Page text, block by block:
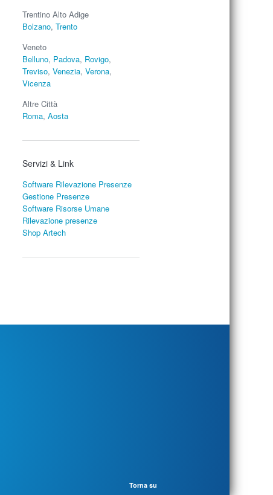
Trentino Alto Adige
Bolzano, Trento
Veneto
Belluno, Padova, Rovigo,
Treviso, Venezia, Verona,
Vicenza
Altre Città
Roma, Aosta
Servizi & Link
Software Rilevazione Presenze
Gestione Presenze
Software Risorse Umane
Rilevazione presenze
Shop Artech
Torna su